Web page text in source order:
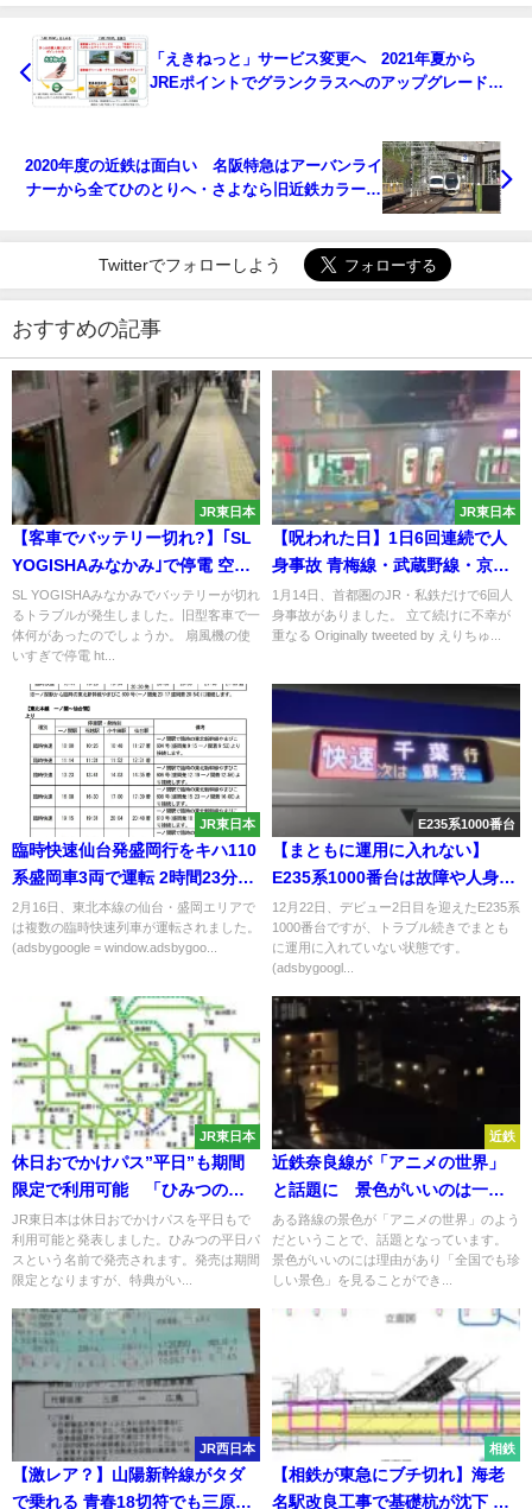
「えきねっと」サービス変更へ 2021年夏から
JREポイントでグランクラスへのアップグレード
2020年度の近鉄は面白い 名阪特急はアーバンライ
ナーから全てひのとりへ・さよなら旧近鉄カラー60
Twitterでフォローしよう
おすすめの記事
JR東日本
【客車でバッテリー切れ?】｢SL
YOGISHAみなかみ｣で停電 空
調・開扉不可に
SL YOGISHAみなかみでバッテリーが切れ
るトラブルが発生しました。旧型客車で一
体何があったのでしょうか。 扇風機の使
いすぎで停電 ht...
JR東日本
【呪われた日】1日6回連続で人
身事故 青梅線・武蔵野線・京急
線・相鉄線・小田急線・西武線
で発生 陸の孤島続出
1月14日、首都圏のJR・私鉄だけで6回人
身事故がありました。 立て続けに不幸が
重なる Originally tweeted by えりちゅ...
JR東日本
臨時快速仙台発盛岡行をキハ110
系盛岡車3両で運転 2時間23分で
走破
2月16日、東北本線の仙台・盛岡エリアで
は複数の臨時快速列車が運転されました。
(adsbygoogle = window.adsbygoo...
E235系1000番台
【まともに運用に入れない】
E235系1000番台は故障や人身事
故でトラブル続き 初の内房線完
結の千葉行に
12月22日、デビュー2日目を迎えたE235系
1000番台ですが、トラブル続きでまとも
に運用に入れていない状態です。
(adsbygoogl...
JR東日本
休日おでかけパス”平日”も期間
限定で利用可能 「ひみつの平
日パス」発売へ
JR東日本は休日おでかけパスを平日もで
利用可能と発表しました。ひみつの平日パ
スという名前で発売されます。発売は期間
限定となりますが、特典がい...
近鉄
近鉄奈良線が「アニメの世界」
と話題に 景色がいいのは一体
なぜ？夜景もきれい
ある路線の景色が「アニメの世界」のよう
だということで、話題となっています。
景色がいいのには理由があり「全国でも珍
しい景色」を見ることができ...
JR西日本
【激レア？】山陽新幹線がタダ
で乗れる 青春18切符でも三原〜
相鉄
【相鉄が東急にブチ切れ】海老
名駅改良工事で基礎杭が沈下 施